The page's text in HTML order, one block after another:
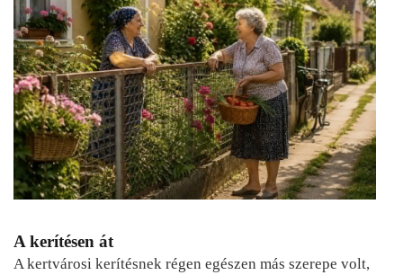
A kerítésen át
A kertvárosi kerítésnek régen egészen más szerepe volt,